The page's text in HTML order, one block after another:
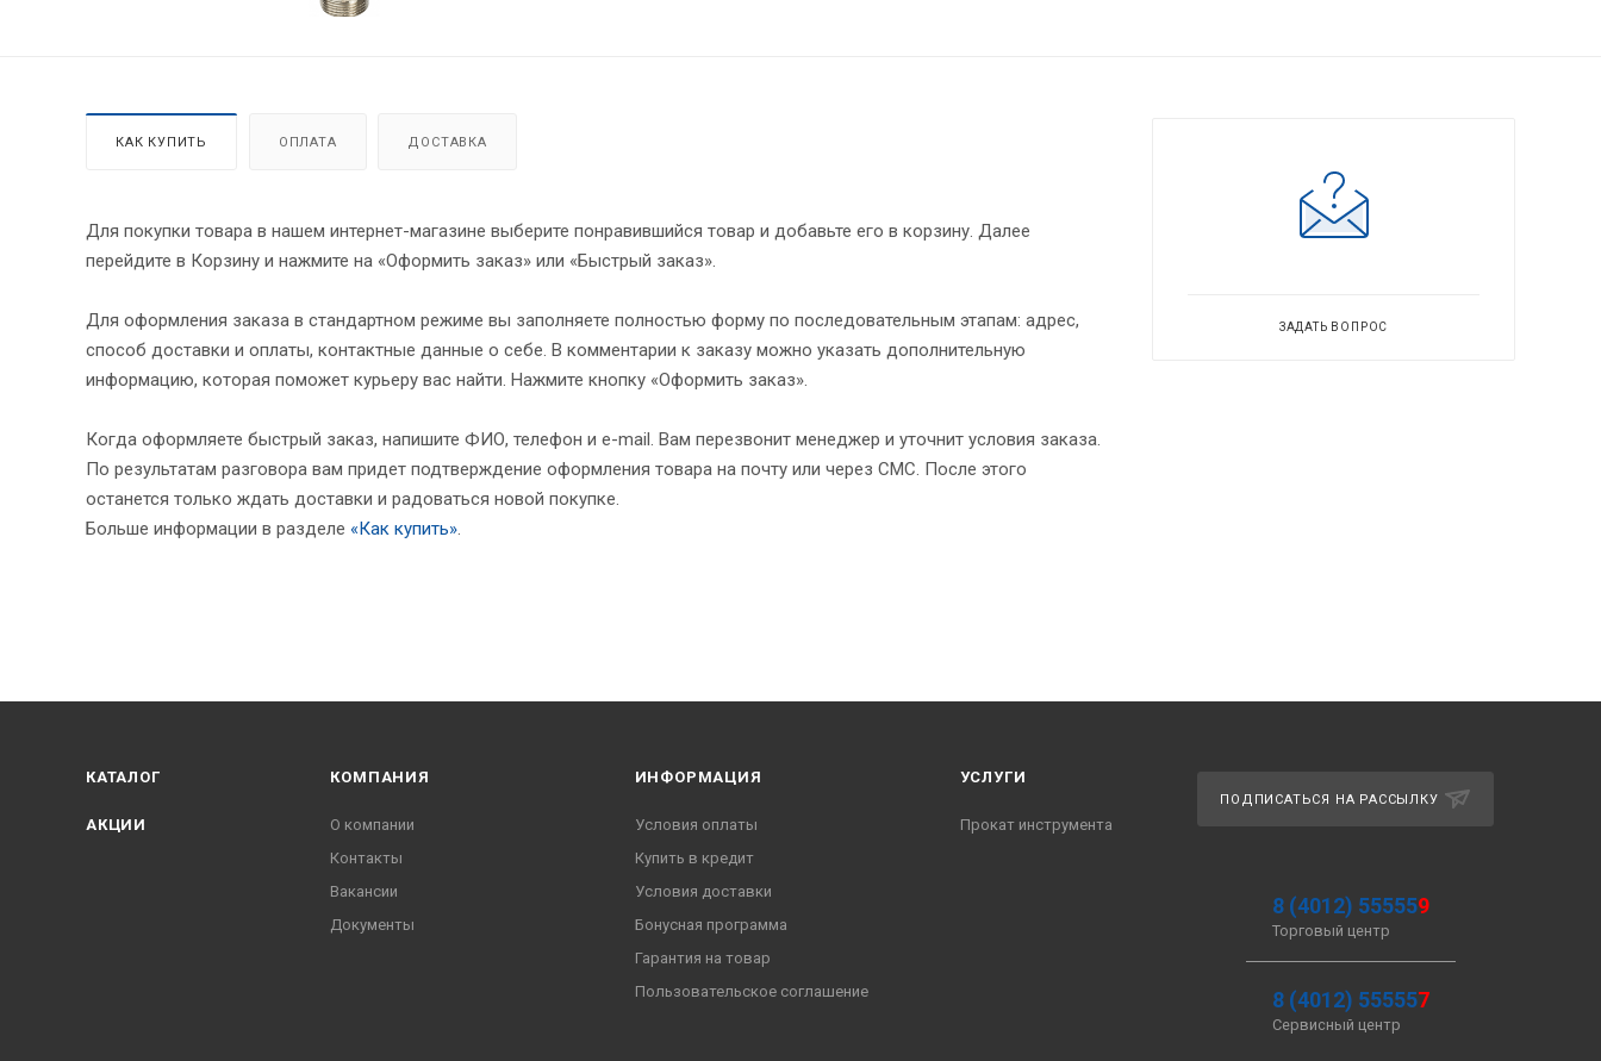
КАК КУПИТЬ ОПЛАТА ДОСТАВКА
Для покупки товара в нашем интернет-магазине выберите понравившийся товар и добавьте его в корзину. Далее
перейдите в Корзину и нажмите на «Оформить заказ» или «Быстрый заказ».
Для оформления заказа в стандартном режиме вы заполняете полностью форму по последовательным этапам: адрес,
способ доставки и оплаты, контактные данные о себе. В комментарии к заказу можно указать дополнительную
информацию, которая поможет курьеру вас найти. Нажмите кнопку «Оформить заказ».
Когда оформляете быстрый заказ, напишите ФИО, телефон и e-mail. Вам перезвонит менеджер и уточнит условия заказа.
По результатам разговора вам придет подтверждение оформления товара на почту или через СМС. После этого
останется только ждать доставки и радоваться новой покупке.
Больше информации в разделе «Как купить».
ЗАДАТЬ ВОПРОС
КАТАЛОГ
АКЦИИ
КОМПАНИЯ
О компании
Контакты
Вакансии
Документы
ИНФОРМАЦИЯ
Условия оплаты
Купить в кредит
Условия доставки
Бонусная программа
Гарантия на товар
Пользовательское соглашение
УСЛУГИ
Прокат инструмента
ПОДПИСАТЬСЯ НА РАССЫЛКУ
8 (4012) 555559
Торговый центр
8 (4012) 555557
Сервисный центр